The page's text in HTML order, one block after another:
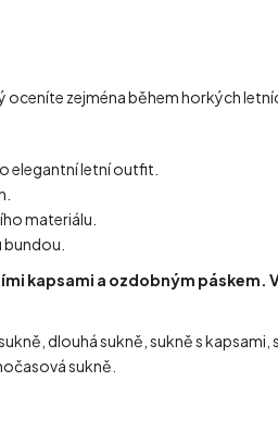
zejména během horkých
elegantní letní outfit.
materiálu.
kapsami a ozdobným
dlouhá sukně, sukně s
sukně.